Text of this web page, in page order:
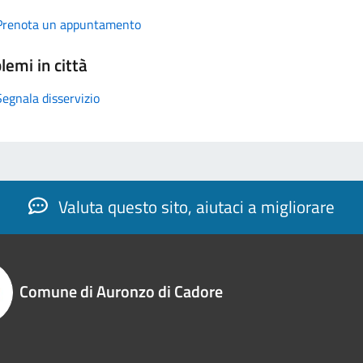
un appuntamento
in città
disservizio
Valuta questo sito, aiutaci a migliorare
Comune di Auronzo di Cadore